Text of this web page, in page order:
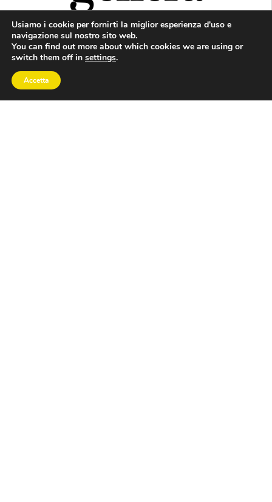
comportame
nti diversi: si
Usiamo i cookie per fornirti la miglior esperienza d'uso e
navigazione sul nostro sito web.
You can find out more about which cookies we are using or
switch them off in settings.
Accetta